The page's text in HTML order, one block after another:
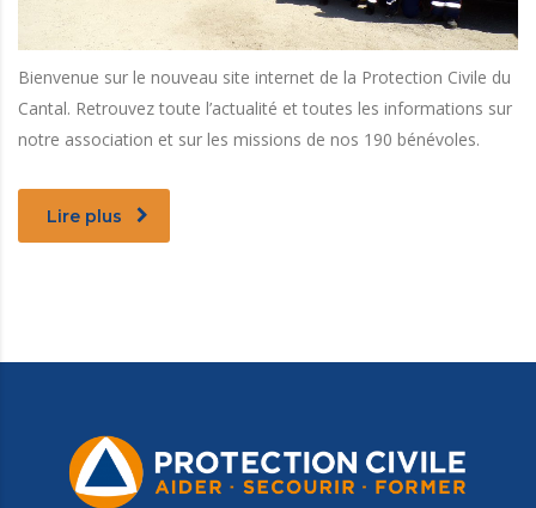
Bienvenue sur le nouveau site internet de la Protection Civile du
Cantal. Retrouvez toute l’actualité et toutes les informations sur
notre association et sur les missions de nos 190 bénévoles.
Lire plus